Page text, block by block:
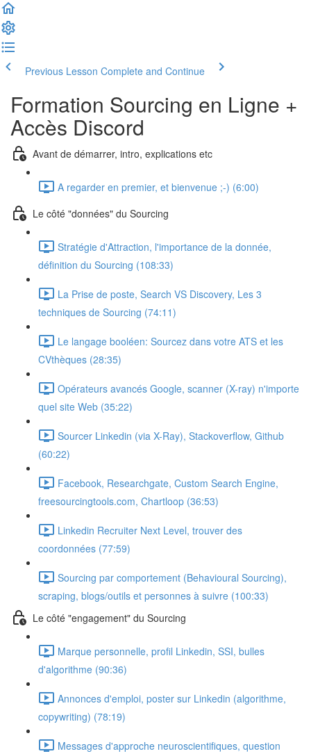
Previous Lesson Complete and Continue
Formation Sourcing en Ligne +
Accès Discord
Avant de démarrer, intro, explications etc
A regarder en premier, et bienvenue ;-) (6:00)
Le côté "données" du Sourcing
Stratégie d'Attraction, l'importance de la donnée,
définition du Sourcing (108:33)
La Prise de poste, Search VS Discovery, Les 3
techniques de Sourcing (74:11)
Le langage booléen: Sourcez dans votre ATS et les
CVthèques (28:35)
Opérateurs avancés Google, scanner (X-ray) n'importe
quel site Web (35:22)
Sourcer Linkedin (via X-Ray), Stackoverflow, Github
(60:22)
Facebook, Researchgate, Custom Search Engine,
freesourcingtools.com, Chartloop (36:53)
Linkedin Recruiter Next Level, trouver des
coordonnées (77:59)
Sourcing par comportement (Behavioural Sourcing),
scraping, blogs/outils et personnes à suivre (100:33)
Le côté "engagement" du Sourcing
Marque personnelle, profil Linkedin, SSI, bulles
d'algorithme (90:36)
Annonces d'emploi, poster sur Linkedin (algorithme,
copywriting) (78:19)
Messages d'approche neuroscientifiques, question